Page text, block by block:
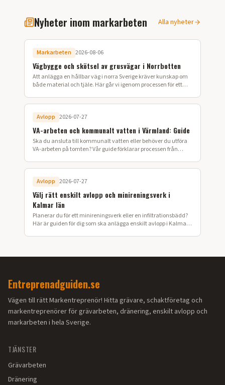
Nyheter inom markarbeten Alla nyheter
Markarbeten 2026-08-06
Vägbygge och skötsel av grusvägar i Norrbotten
Att anlägga en hållbar väg i norra Sverige kräver kunskap om
både material och tjäle. Här går vi igenom processen för ett
Avlopp 2026-07-27
VA-arbeten och kommunalt vatten i Värmland: Guide
Ska du ansluta till kommunalt vatten eller behöver du utföra
VA-arbeten på tomten? Vår guide förklarar processen från
Avlopp 2026-07-27
Välj rätt enskilt avlopp och minireningsverk i
Kalmar län
Planerar du för ett minireningsverk eller en infiltrationsbädd?
Här är guiden för dig som ska anlägga enskilt avlopp i Kalmar
Entreprenadguiden.se
Vägen till rätt Markentreprenör! Hitta grävare, schaktföretag och
markentreprenörer för grävarbeten, dränering, enskilt avlopp och
markarbeten i hela Sverige.
TJÄNSTER
Grävarbeten
Dränering